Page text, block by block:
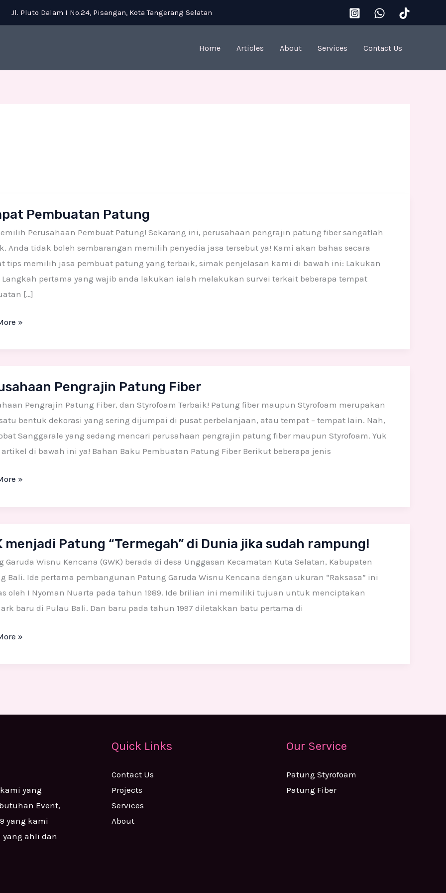
Jl. Pluto Dalam I No.24, Pisangan, Kota Tangerang Selatan
Home Articles About Services Contact Us
Pembuatan Patung
Perusahaan Pembuat Patung! Sekarang ini, perusahaan pengrajin patung fiber sangatlah
Anda tidak boleh sembarangan memilih penyedia jasa tersebut ya! Kami akan bahas secara
tips memilih jasa pembuat patung yang terbaik, simak penjelasan kami di bawah ini: Lakukan
Langkah pertama yang wajib anda lakukan ialah melakukan survei terkait beberapa tempat
[…]
»
Pengrajin Patung Fiber
Pengrajin Patung Fiber, dan Styrofoam Terbaik! Patung fiber maupun Styrofoam merupakan
bentuk dekorasi yang sering dijumpai di pusat perbelanjaan, atau tempat – tempat lain. Nah,
Sanggarale yang sedang mencari perusahaan pengrajin patung fiber maupun Styrofoam. Yuk
di bawah ini ya! Bahan Baku Pembuatan Patung Fiber Berikut beberapa jenis
»
menjadi Patung “Termegah” di Dunia jika sudah rampung!
Garuda Wisnu Kencana (GWK) berada di desa Unggasan Kecamatan Kuta Selatan, Kabupaten
Bali. Ide pertama pembangunan Patung Garuda Wisnu Kencana dengan ukuran “Raksasa” ini
oleh I Nyoman Nuarta pada tahun 1989. Ide brilian ini memiliki tujuan untuk menciptakan
baru di Pulau Bali. Dan baru pada tahun 1997 diletakkan batu pertama di
»
yang
Event,
yang kami
yang ahli dan
Quick Links
Contact Us
Projects
Services
About
Our Service
Patung Styrofoam
Patung Fiber